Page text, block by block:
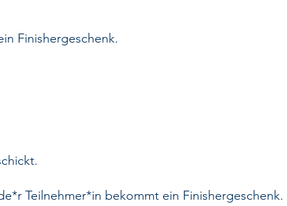
Finishergeschenk.​​
Teilnehmer*in bekommt ein Finishergeschenk.